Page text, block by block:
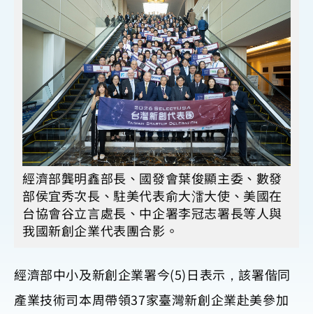
經濟部龔明鑫部長、國發會葉俊顯主委、數發
部侯宜秀次長、駐美代表俞大㵢大使、美國在
台協會谷立言處長、中企署李冠志署長等人與
我國新創企業代表團合影。
經濟部中小及新創企業署今(5)日表示，該署偕同
產業技術司本周帶領37家臺灣新創企業赴美參加